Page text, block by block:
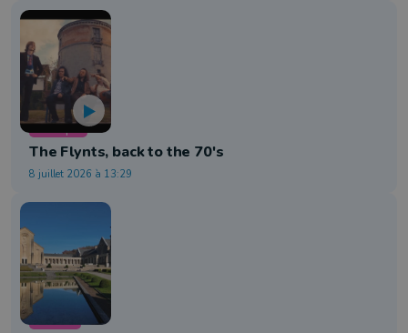
Musique
The Flynts, back to the 70's
8 juillet 2026 à 13:29
Culture